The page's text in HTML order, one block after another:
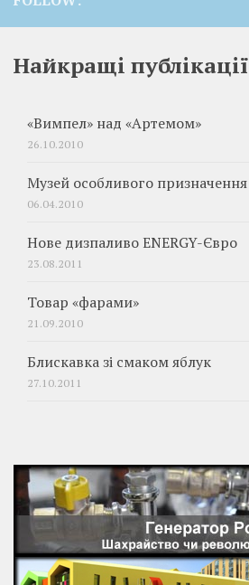
Найкращі публікації
«Вимпел» над «Артемом»
26.10.2010
Музей особливого призначення
06.04.2010
Нове дизпаливо ENERGY-Євро
23.08.2011
Товар «фарами»
21.09.2010
Блискавка зі смаком яблук
27.10.2011